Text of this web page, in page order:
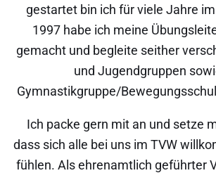
gestartet bin ich für viele Jahre
1997 habe ich meine
gemacht und begleite seither
und Jugendgruppen
Gymnastikgruppe/
Ich packe gern mit an und setze
dass sich alle bei uns im TVW
fühlen. Als ehrenamtlich geführter